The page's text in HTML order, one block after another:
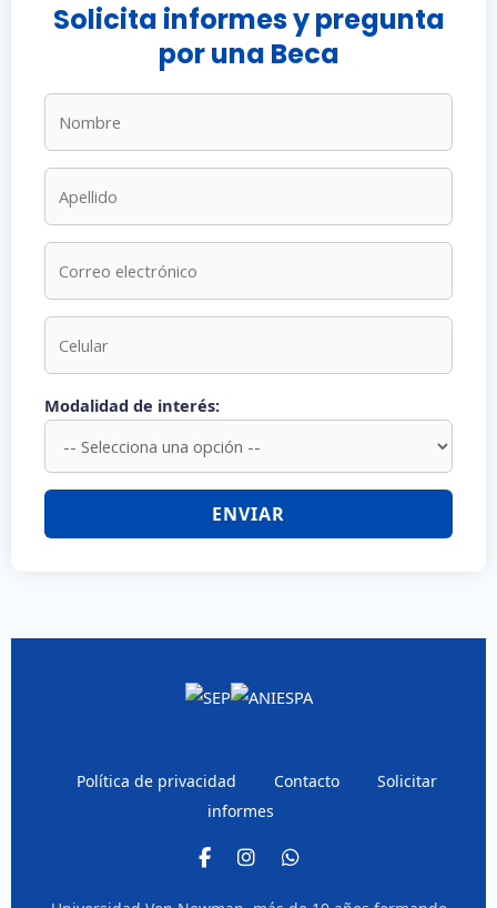
Solicita informes y pregunta
por una Beca
Modalidad de interés:
ENVIAR
Política de privacidad Contacto
Solicitar
informes